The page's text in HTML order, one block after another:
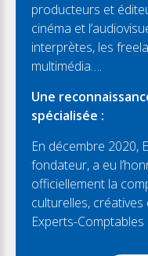
producteurs et
cinéma et
interprètes, les
multimédia….
Une
spécialisée :
En décembre 2020,
fondateur, a eu
officiellement la
culturelles, créatives
Experts-Comptables